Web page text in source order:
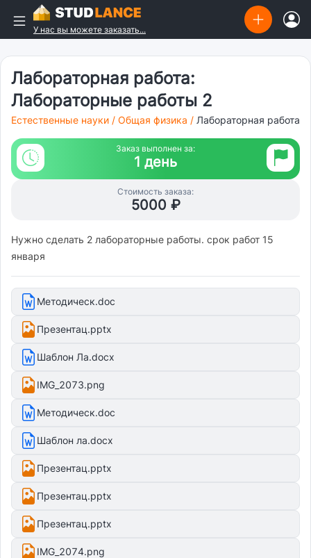
У нас вы можете заказать...
Лабораторная работа:
Лабораторные работы 2
Естественные науки / Общая физика / Лабораторная работа
Заказ выполнен за:
1 день
Стоимость заказа:
5000 ₽
Нужно сделать 2 лабораторные работы. срок работ 15
января
Методическ.doc
Презентац.pptx
Шаблон Ла.docx
IMG_2073.png
Методическ.doc
Шаблон ла.docx
Презентац.pptx
Презентац.pptx
Презентац.pptx
IMG_2074.png